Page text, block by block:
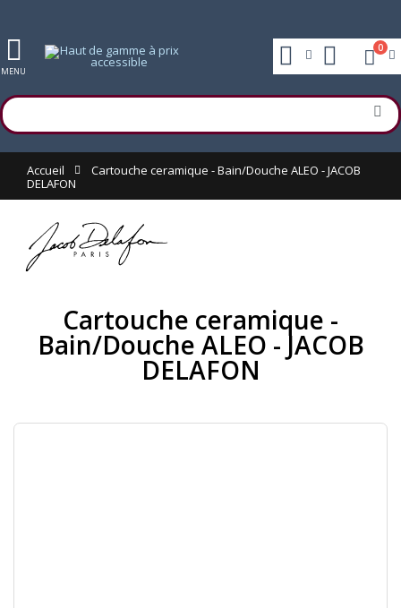
MENU
0
Accueil
Cartouche ceramique - Bain/Douche ALEO - JACOB
DELAFON
Cartouche ceramique -
Bain/Douche ALEO - JACOB
DELAFON